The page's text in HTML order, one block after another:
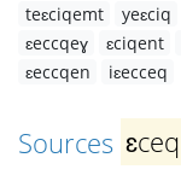
teɛciqemt
yeɛciq
ɛeccqeɣ
ɛciqent
ɛeccqen
iɛecceq
Sources ɛceq